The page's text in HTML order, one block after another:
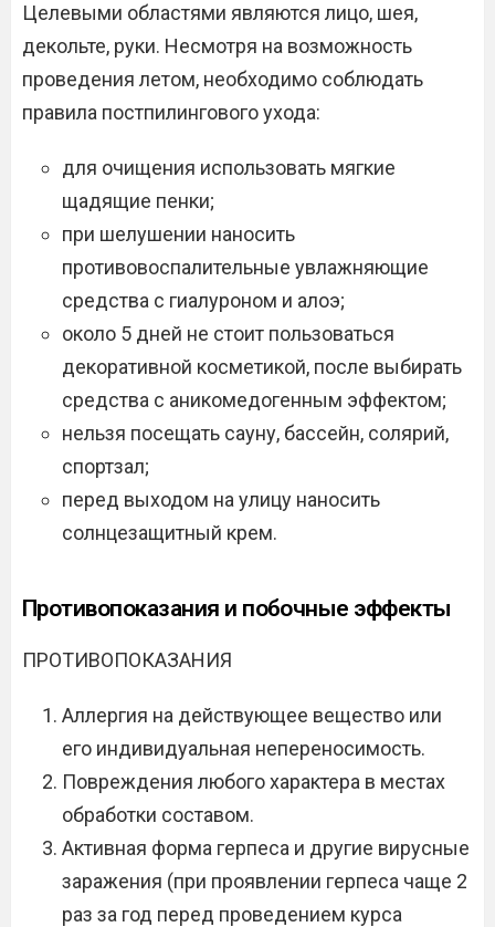
Целевыми областями являются лицо, шея,
декольте, руки. Несмотря на возможность
проведения летом, необходимо соблюдать
правила постпилингового ухода:
для очищения использовать мягкие
щадящие пенки;
при шелушении наносить
противовоспалительные увлажняющие
средства с гиалуроном и алоэ;
около 5 дней не стоит пользоваться
декоративной косметикой, после выбирать
средства с аникомедогенным эффектом;
нельзя посещать сауну, бассейн, солярий,
спортзал;
перед выходом на улицу наносить
солнцезащитный крем.
Противопоказания и побочные эффекты
ПРОТИВОПОКАЗАНИЯ
Аллергия на действующее вещество или
его индивидуальная непереносимость.
Повреждения любого характера в местах
обработки составом.
Активная форма герпеса и другие вирусные
заражения (при проявлении герпеса чаще 2
раз за год перед проведением курса